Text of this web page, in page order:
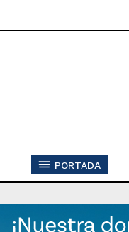
PORTADA